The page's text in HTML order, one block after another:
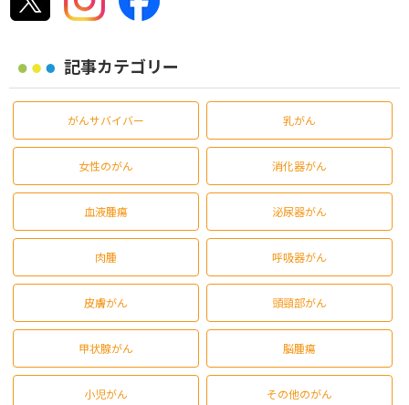
記事カテゴリー
がんサバイバー 乳がん
女性のがん 消化器がん
血液腫瘍 泌尿器がん
肉腫 呼吸器がん
皮膚がん 頭頸部がん
甲状腺がん 脳腫瘍
小児がん その他のがん